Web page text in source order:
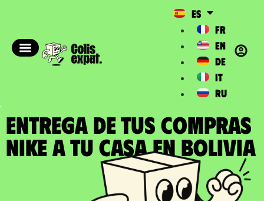
ES
FR
EN
DE
IT
RU
ENTREGA DE TUS COMPRAS
NIKE a tu casa en Bolivia